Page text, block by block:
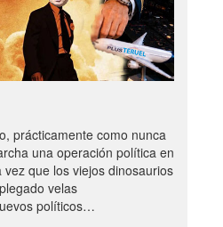
prácticamente como nunca
una operación política en
que los viejos dinosaurios
velas
políticos…